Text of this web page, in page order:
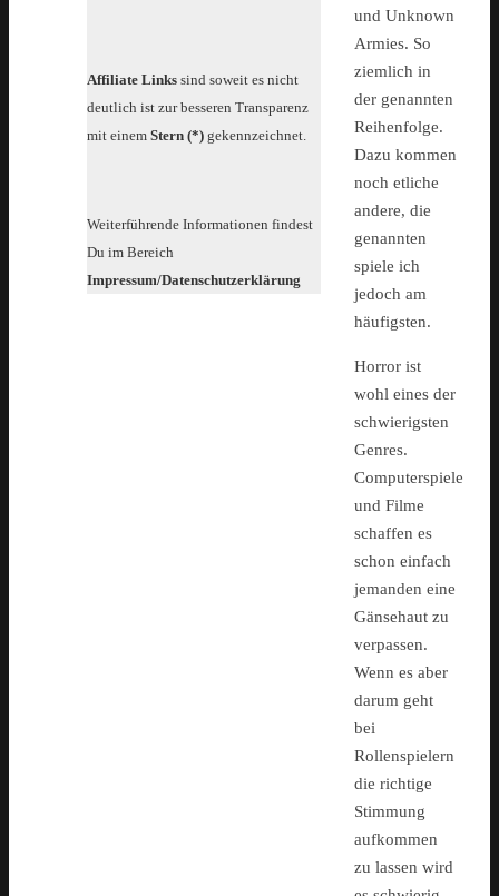
und Unknown
Armies. So
ziemlich in
der genannten
Reihenfolge.
Dazu kommen
noch etliche
andere, die
genannten
spiele ich
jedoch am
häufigsten.
Horror ist
wohl eines der
schwierigsten
Genres.
Computerspiele
und Filme
schaffen es
schon einfach
jemanden eine
Gänsehaut zu
verpassen.
Wenn es aber
darum geht
bei
Rollenspielern
die richtige
Stimmung
aufkommen
zu lassen wird
Affiliate Links sind soweit es nicht
deutlich ist zur besseren Transparenz
mit einem Stern (*) gekennzeichnet.
Weiterführende Informationen findest
Du im Bereich
Impressum/Datenschutzerklärung